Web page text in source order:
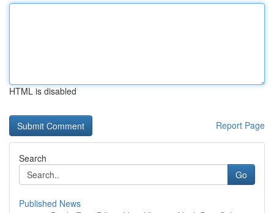
HTML is disabled
Report Page
Search
Go
Published News